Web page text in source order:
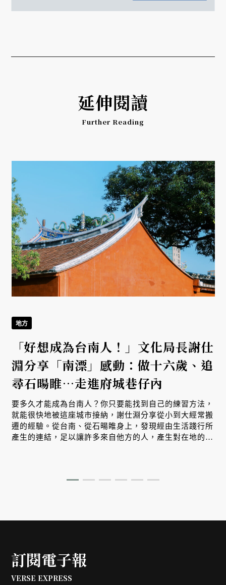
延伸閱讀
Further Reading
地方
「好想成為台南人！」文化局長謝仕
淵分享「南漂」感動：做十六歲、追
尋石暘睢⋯走進府城巷仔內
要多久才能成為台南人？你只要能找到自己的練習方法，
就能很快地被這座城市接納，謝仕淵分享從小到大經常搬
遷的經驗。從台南、從石暘睢身上，發現經由生活踐行所
產生的連結，足以讓許多來自他方的人，產生對在地的認
訂閱電子報
VERSE EXPRESS